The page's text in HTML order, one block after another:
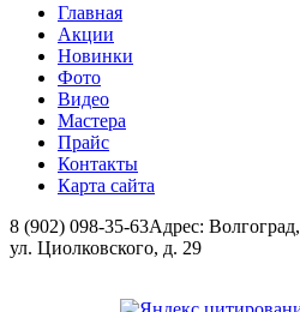
Главная
Акции
Новинки
Фото
Видео
Мастера
Прайс
Контакты
Карта сайта
8 (902) 098-35-63Адрес: Волгоград,
ул. Циолковского, д. 29